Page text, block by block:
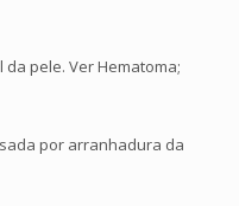
pele. Ver Hematoma;
por arranhadura da